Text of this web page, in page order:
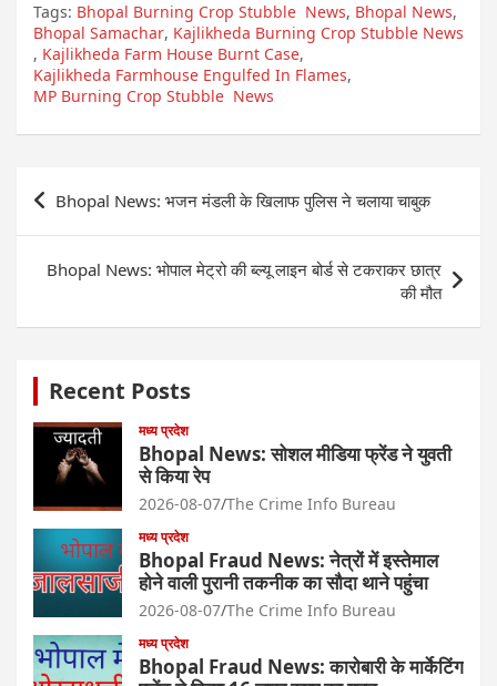
Tags: Bhopal Burning Crop Stubble News, Bhopal News,
Bhopal Samachar, Kajlikheda Burning Crop Stubble News
, Kajlikheda Farm House Burnt Case,
Kajlikheda Farmhouse Engulfed In Flames,
MP Burning Crop Stubble News
Post
navigation
Bhopal News: भजन मंडली के खिलाफ पुलिस ने चलाया चाबुक
Bhopal News: भोपाल मेट्रो की ब्ल्यू लाइन बोर्ड से टकराकर छात्र
की मौत
Recent Posts
मध्य प्रदेश
Bhopal News: सोशल मीडिया फ्रेंड ने युवती
से किया रेप
2026-08-07 The Crime Info Bureau
मध्य प्रदेश
Bhopal Fraud News: नेत्रों में इस्तेमाल
होने वाली पुरानी तकनीक का सौदा थाने पहुंचा
2026-08-07 The Crime Info Bureau
मध्य प्रदेश
Bhopal Fraud News: कारोबारी के मार्केटिंग